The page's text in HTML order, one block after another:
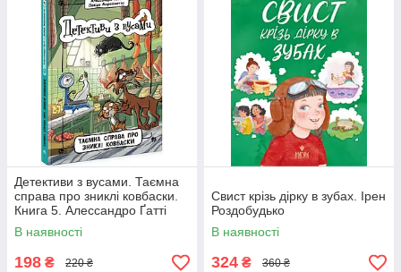
Детективи з вусами. Таємна
справа про зниклі ковбаски.
Книга 5. Алессандро Ґатті
Давіде Морозінотто
В наявності
198 ₴ 220 ₴
Свист крізь дірку в зубах. Ірен
Роздобудько
В наявності
324 ₴ 360 ₴